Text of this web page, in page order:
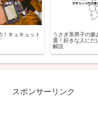
キュキュット
うさぎ系男子の脈
選！好きな人にだ
解説
スポンサーリンク